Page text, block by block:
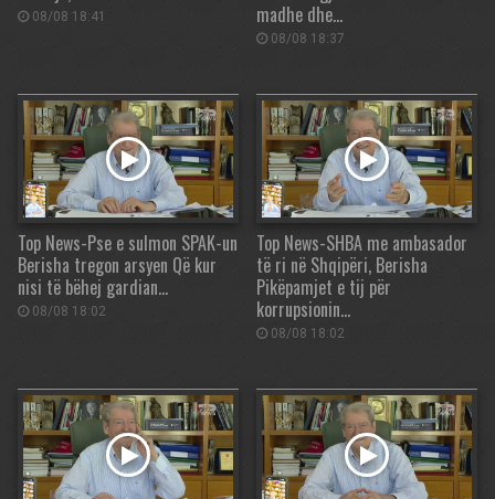
08/08 18:41
madhe dhe…
08/08 18:37
Top News-Pse e sulmon SPAK-un
Berisha tregon arsyen Që kur
nisi të bëhej gardian…
08/08 18:02
Top News-SHBA me ambasador
të ri në Shqipëri, Berisha
Pikëpamjet e tij për
korrupsionin…
08/08 18:02